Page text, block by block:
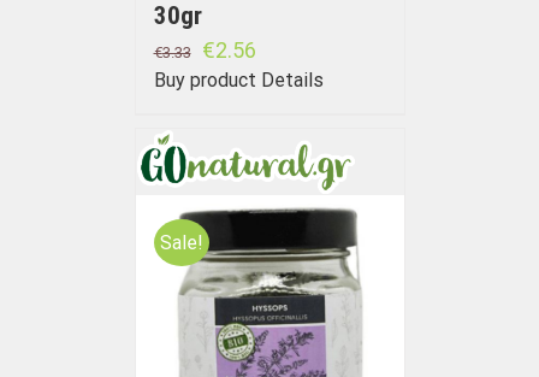
30gr
€3.33 €2.56
Buy product Details
Sale!